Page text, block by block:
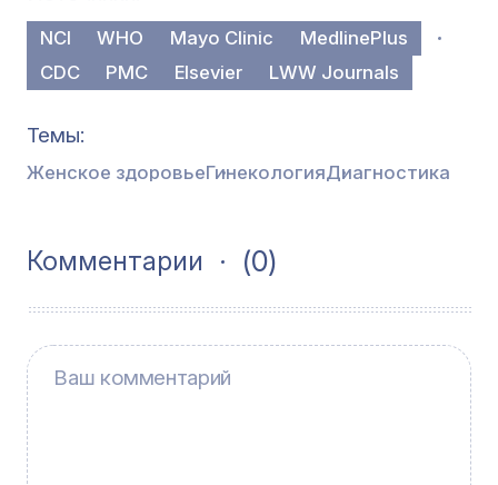
NCI WHO Mayo Clinic
MedlinePlus
CDC
PMC Elsevier LWW Journals
Темы
Женское здоровьеГинекологияДиагностика
Комментарии (0)